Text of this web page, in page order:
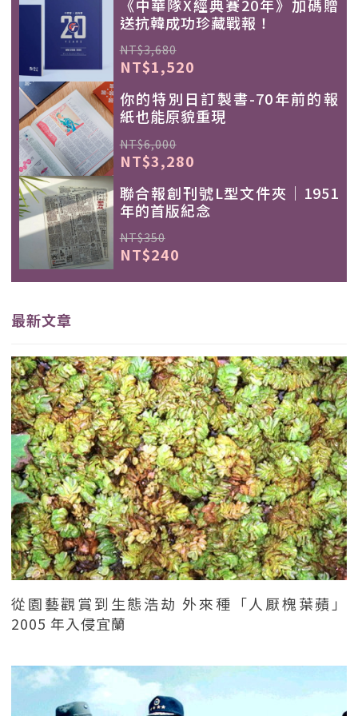
《中華隊X經典賽20年》加碼贈
送抗韓成功珍藏戰報！
NT$3,680
NT$1,520
你的特別日訂製書-70年前的報
紙也能原貌重現
NT$6,000
NT$3,280
聯合報創刊號L型文件夾｜1951
年的首版紀念
NT$350
NT$240
最新文章
從園藝觀賞到生態浩劫 外來種「人厭槐葉蘋」
2005 年入侵宜蘭